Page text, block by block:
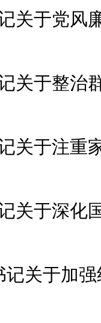
关于党风
关于整治
关于注重
关于深化
记关于加